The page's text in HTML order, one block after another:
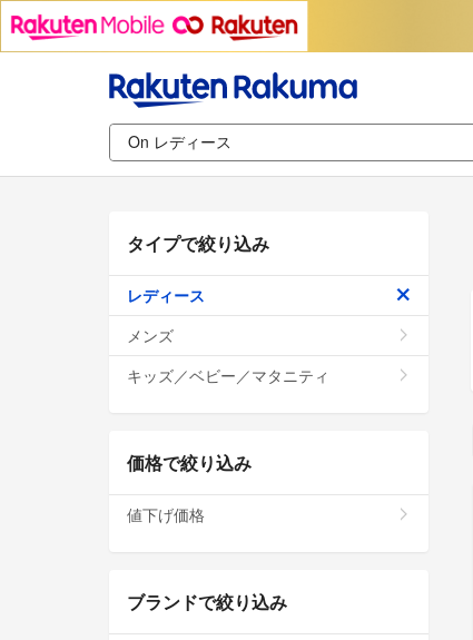
タイプで絞り込み
レディース
メンズ
キッズ／ベビー／マタニティ
価格で絞り込み
値下げ価格
ブランドで絞り込み